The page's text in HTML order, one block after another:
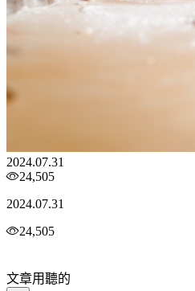
2024.07.31
24,505
2024.07.31
24,505
文章用聽的